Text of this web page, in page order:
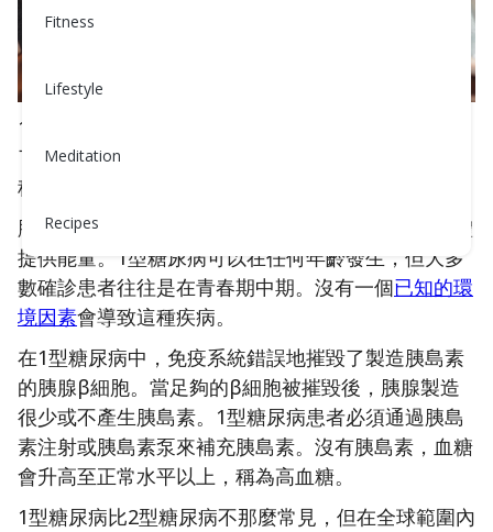
Fitness
Lifestyle
Meditation
Recipes
1型糖尿病的發生是由於免疫、遺傳和環境因素摧毀
了胰腺中稱為β細胞的某些細胞。這些β細胞製造一
種重要的激素，稱為胰島素。
胰島素負責將血液中的葡萄糖運送到細胞，以為身體
提供能量。1型糖尿病可以在任何年齡發生，但大多
數確診患者往往是在青春期中期。沒有一個已知的環
境因素會導致這種疾病。
在1型糖尿病中，免疫系統錯誤地摧毀了製造胰島素
的胰腺β細胞。當足夠的β細胞被摧毀後，胰腺製造
很少或不產生胰島素。1型糖尿病患者必須通過胰島
素注射或胰島素泵來補充胰島素。沒有胰島素，血糖
會升高至正常水平以上，稱為高血糖。
1型糖尿病比2型糖尿病不那麼常見，但在全球範圍內